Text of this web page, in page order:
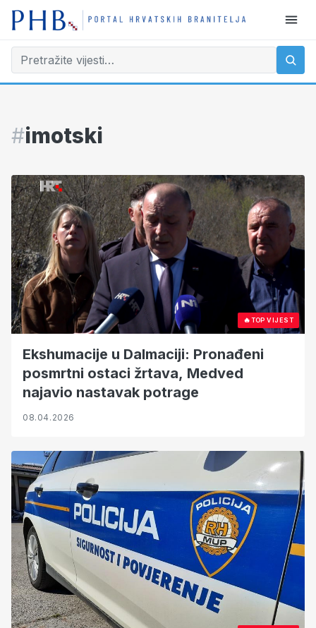
#imotski
🔥TOP VIJEST
Ekshumacije u Dalmaciji: Pronađeni
posmrtni ostaci žrtava, Medved
najavio nastavak potrage
08.04.2026